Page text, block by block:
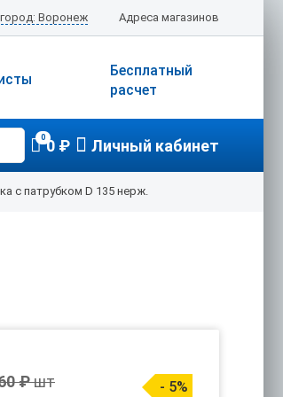
Адреса магазинов
Воронеж
Бесплатный
расчет
00 ₽ Личный кабинет
с патрубком D 135 нерж.
₽шт - 5%